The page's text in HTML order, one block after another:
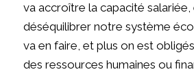
va accroître la capacité salariée,
déséquilibrer notre système
va en faire, et plus on est
des ressources humaines ou